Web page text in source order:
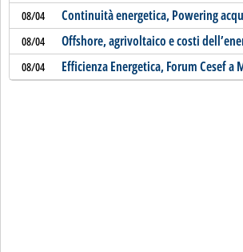
08/04 Continuità energetica, Powering
08/04 Offshore, agrivoltaico e costi
08/04 Efficienza Energetica, Forum Cesef a